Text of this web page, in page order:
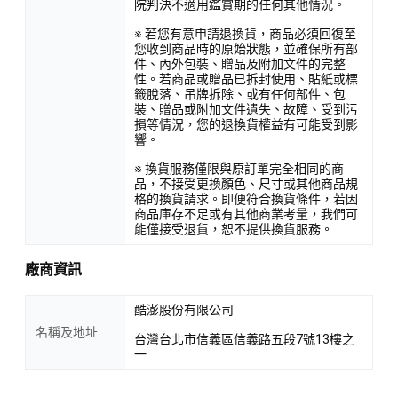
院判決不適用鑑賞期的任何其他情況。
※ 若您有意申請退換貨，商品必須回復至
您收到商品時的原始狀態，並確保所有部
件、內外包裝、贈品及附加文件的完整
性。若商品或贈品已拆封使用、貼紙或標
籤脫落、吊牌拆除、或有任何部件、包
裝、贈品或附加文件遺失、故障、受到污
損等情況，您的退換貨權益有可能受到影
響。
※ 換貨服務僅限與原訂單完全相同的商
品，不接受更換顏色、尺寸或其他商品規
格的換貨請求。即便符合換貨條件，若因
商品庫存不足或有其他商業考量，我們可
能僅接受退貨，恕不提供換貨服務。
廠商資訊
名稱及地址
酷澎股份有限公司
台灣台北市信義區信義路五段7號13樓之
一